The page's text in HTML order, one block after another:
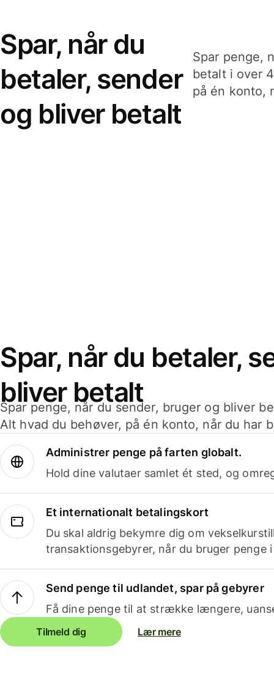
Spar, når du
betaler, sender
og bliver betalt
Spar penge,
betalt i over
på én konto,
Spar, når du betaler,
bliver betalt
Spar penge, når du sender, bruger og bliver
Alt hvad du behøver, på én konto, når du har
Administrer penge på farten globalt.
Hold dine valutaer samlet ét sted, og
Et internationalt betalingskort
Du skal aldrig bekymre dig om
transaktionsgebyrer, når du bruger penge
Send penge til udlandet, spar på gebyrer
Få dine penge til at strække længere,
Tilmeld dig Lær mere